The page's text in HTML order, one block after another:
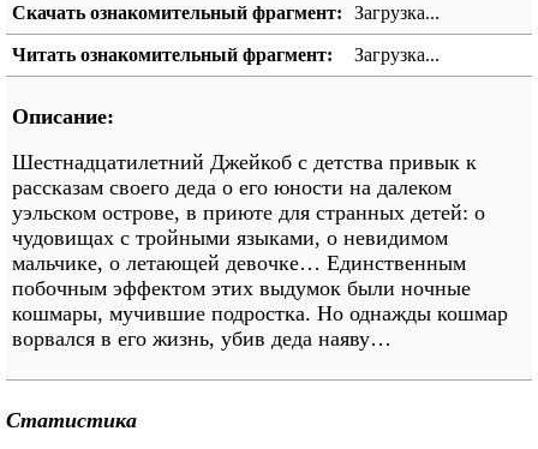
Скачать ознакомительный фрагмент: Загрузка...
Читать ознакомительный фрагмент: Загрузка...
Описание:
Шестнадцатилетний Джейкоб с детства привык к
рассказам своего деда о его юности на далеком
уэльском острове, в приюте для странных детей: о
чудовищах с тройными языками, о невидимом
мальчике, о летающей девочке… Единственным
побочным эффектом этих выдумок были ночные
кошмары, мучившие подростка. Но однажды кошмар
ворвался в его жизнь, убив деда наяву…
Статистика